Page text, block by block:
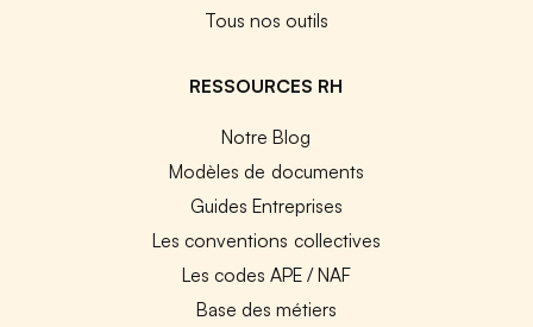
Tous nos outils
RESSOURCES RH
Notre Blog
Modèles de documents
Guides Entreprises
Les conventions collectives
Les codes APE / NAF
Base des métiers